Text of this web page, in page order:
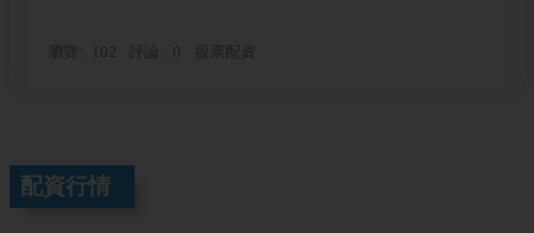
瀏覽 102 評論 0 股票配資
配資行情